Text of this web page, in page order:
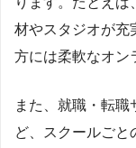
材やスタジオが充
方には柔軟なオン
また、就職・転
ど、スクールごと